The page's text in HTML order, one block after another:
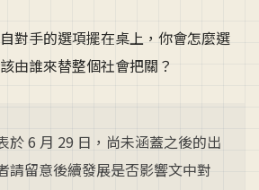
對手的選項擺在桌上，你會怎麼選
誰來替整個社會把關？
於 6 月 29 日，尚未涵蓋之後的出
請留意後續發展是否影響文中對